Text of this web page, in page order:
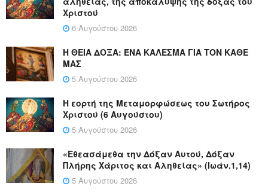
Χριστού
6 Αυγούστου 2026
Η ΘΕΙΑ ΔΟΞΑ: ΈΝΑ ΚΑΛΕΣΜΑ ΓΙΑ ΤΟΝ ΚΑΘΕ
ΜΑΣ
5 Αυγούστου 2026
Η εορτή της Μεταμορφώσεως του Σωτήρος
Χριστού (6 Αυγούστου)
5 Αυγούστου 2026
«Εθεασάμεθα την Δόξαν Αυτού, Δόξαν
Πλήρης Χάριτος και Αληθείας» (Ιωάν.1,14)
5 Αυγούστου 2026